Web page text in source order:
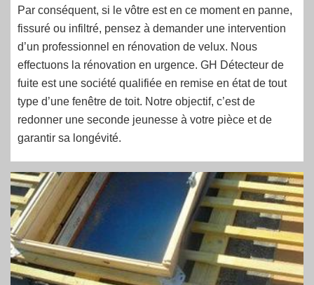
Par conséquent, si le vôtre est en ce moment en panne,
fissuré ou infiltré, pensez à demander une intervention
d’un professionnel en rénovation de velux. Nous
effectuons la rénovation en urgence. GH Détecteur de
fuite est une société qualifiée en remise en état de tout
type d’une fenêtre de toit. Notre objectif, c’est de
redonner une seconde jeunesse à votre pièce et de
garantir sa longévité.